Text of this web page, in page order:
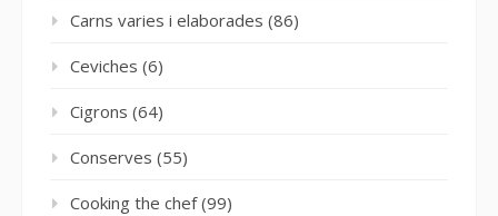
Carns varies i elaborades (86)
Ceviches (6)
Cigrons (64)
Conserves (55)
Cooking the chef(99)